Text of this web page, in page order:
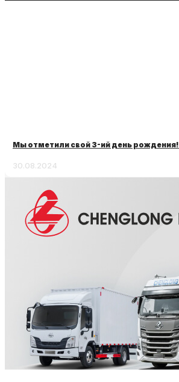
Мы отметили свой 3-ий день рождения!
30.08.2024